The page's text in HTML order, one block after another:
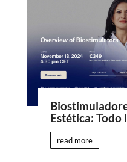
Estética: Todo
read more